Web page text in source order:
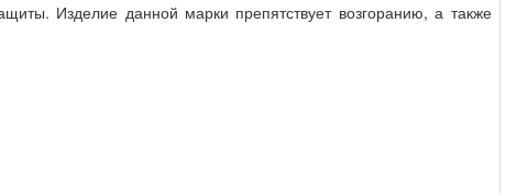
Изделие данной марки препятствует возгоранию, а также